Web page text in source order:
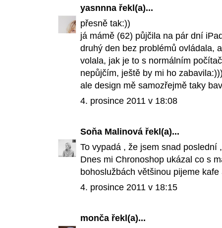
yasnnna řekl(a)...
přesně tak:))
já mámě (62) půjčila na pár dní
druhý den bez problémů ovládala,
volala, jak je to s normálním
nepůjčím, ještě by mi ho
ale design mě samozřejmě taky
4. prosince 2011 v 18:08
Soňa Malinová řekl(a)...
To vypadá , že jsem snad poslední
Dnes mi Chronoshop ukázal co s
bohoslužbách většinou pijeme
4. prosince 2011 v 18:15
monča řekl(a)...